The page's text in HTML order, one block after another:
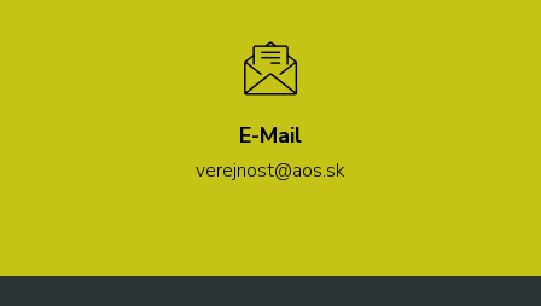
E-Mail
verejnost@aos.sk